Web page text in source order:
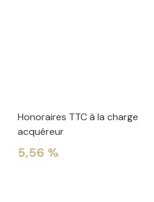
Honoraires TTC à la charge
acquéreur
5,56 %